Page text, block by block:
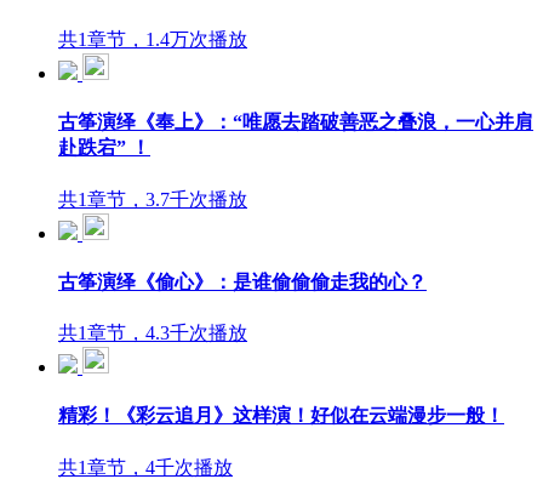
共1章节，1.4万次播放
古筝演绎《奉上》：“唯愿去踏破善恶之叠浪，一心并肩
赴跌宕” ！
共1章节，3.7千次播放
古筝演绎《偷心》：是谁偷偷偷走我的心？
共1章节，4.3千次播放
精彩！《彩云追月》这样演！好似在云端漫步一般！
共1章节，4千次播放